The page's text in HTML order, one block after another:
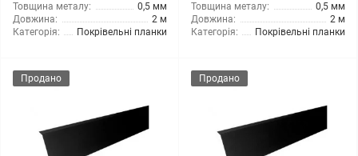
Товщина металу:
0,5 мм
Довжина:
2 м
Категорія:
Покрівельні планки
Товщина металу:
0,5 мм
Довжина:
2 м
Категорія:
Покрівельні планки
Продано Продано